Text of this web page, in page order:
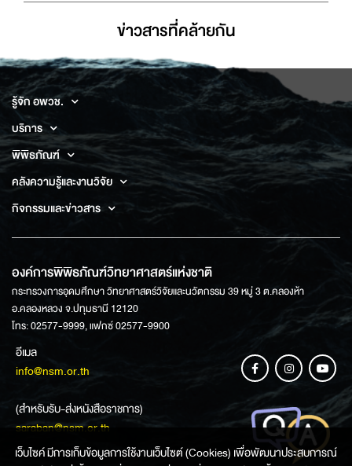
ข่าวสารที่่คล้ายกัน
รู้จัก อพวช.
บริการ
พิพิธภัณฑ์
คลังความรู้และงานวิจัย
กิจกรรมและข่าวสาร
องค์การพิพิธภัณฑ์วิทยาศาสตร์แห่งชาติ
กระทรวงการอุดมศึกษา วิทยาศาสตร์วิจัยและนวัตกรรม 39 หมู่ 3 ต.คลองห้า
อ.คลองหลวง จ.ปทุมธานี 12120
โทร: 02577-9999, แฟกซ์ 02577-9900
อีเมล
info@nsm.or.th
(สำหรับรับ-ส่งหนังสือราชการ)
saraban@nsm.or.th
เว็บไซค์ มีการเก็บข้อมูลการใช้งานเว็บไซต์ (Cookies) เพื่อพัฒนาประสบการณ์